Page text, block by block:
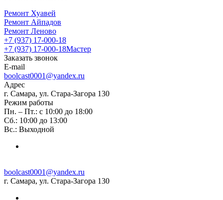
Ремонт Хуавей
Ремонт Айпадов
Ремонт Леново
+7 (937) 17-000-18
+7 (937) 17-000-18Мастер
Заказать звонок
E-mail
boolcast0001@yandex.ru
Адрес
г. Самара, ул. Стара-Загора 130
Режим работы
Пн. – Пт.: с 10:00 до 18:00
Сб.: 10:00 до 13:00
Вс.: Выходной
boolcast0001@yandex.ru
г. Самара, ул. Стара-Загора 130